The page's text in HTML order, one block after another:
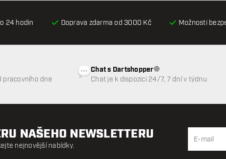
24 hodin Doprava zdarma od 3000 Kč Možnosti
pracovního dne
Chat s DartshopperZákaznický servis
Chat je k dispozici 24/7, 7 dní v týdnu
NAŠEHO NEWSLETTERU
nejnovější nabídky.